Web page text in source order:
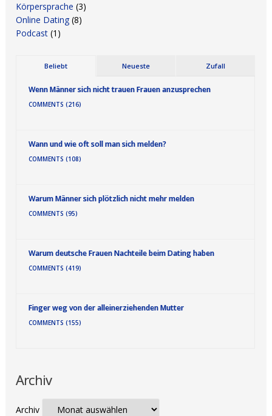
Körpersprache (3)
Online Dating (8)
Podcast (1)
Beliebt Neueste Zufall
Wenn Männer sich nicht trauen Frauen anzusprechen
COMMENTS (216)
Wann und wie oft soll man sich melden?
COMMENTS (108)
Warum Männer sich plötzlich nicht mehr melden
COMMENTS (95)
Warum deutsche Frauen Nachteile beim Dating haben
COMMENTS (419)
Finger weg von der alleinerziehenden Mutter
COMMENTS (155)
Archiv
Archiv